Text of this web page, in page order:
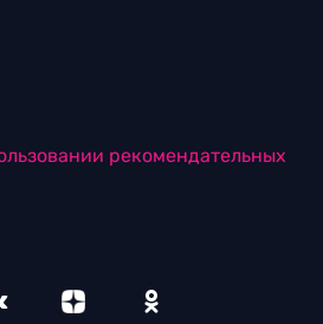
рекомендательных